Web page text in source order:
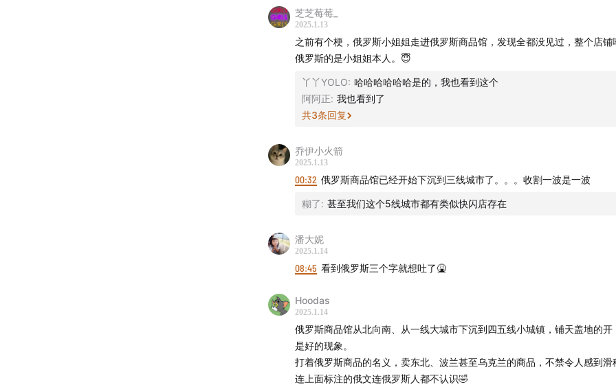
非常合适， 649 元起的价格无论送自己还是送爸妈都很不错。点击
接下单跟客服报暗号“声动活泼”还可以获得专属福利——价值 99 元的
一对。 湖北地区听众参加国家补贴下单直降 20%，最高优惠 300元！
芝芝莓莓_
2025.1.13
之前有个梗，俄罗斯小姐姐走进俄罗斯商品馆，发现全都没见过，整个店铺
俄罗斯的是小姐姐本人。😇
丫丫YOLO: 哈哈哈哈哈哈是的，我也看到这个
阿阿正: 我也看到了
共3条回复
乔伊小火箭
2025.1.13
00:32 俄罗斯商品馆已经开始下沉到三线城市了。。。收割一波是一波
糊了: 甚至我们这个5线城市都有类似快闪店存在
潘大妮
2025.1.14
08:45 看到俄罗斯三个字就想吐了🤮
Hoodas
2025.1.14
俄罗斯商品馆从北向南、从一线大城市下沉到四五线小城镇，铺天盖地的开
是好的现象。
打着俄罗斯商品的名义，卖东北、波兰甚至乌克兰的商品，不禁令人感到滑
连上面标注的俄文连俄罗斯人都不认识🤣